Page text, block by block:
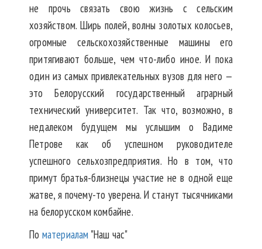
не прочь связать свою жизнь с сельским
хозяйством. Ширь полей, волны золотых колосьев,
огромные сельскохозяйственные машины его
притягивают больше, чем что-либо иное. И пока
один из самых привлекательных вузов для него —
это Белорусский государственный аграрный
технический университет. Так что, возможно, в
недалеком будущем мы услышим о Вадиме
Петрове как об успешном руководителе
успешного сельхозпредприятия. Но в том, что
примут братья-близнецы участие не в одной еще
жатве, я почему-то уверена. И станут тысячниками
на белорусском комбайне.
По материалам "Наш час"